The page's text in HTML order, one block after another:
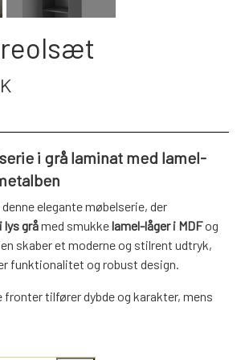
CHAISELONG
ENTRE
REOLER
REOL EDGE
VÆGPANELER
BELYSNING
VÆGPANELER
SPEJLE
VÆGPANELER
SPEJLE
VÆGPANELER
SPEJLE
PARKERING
& LEVERING
OM OS
i grå laminat med lamel-
elegante møbelserie, der
lys gråmed smukkelamel-låger i MDFog
skaber et moderne og stilrent udtryk,
funktionalitet og robust design.
fronter tilfører dybde og karakter, mens
møblernes lette og moderne design.
og dekorativ, med rigelig